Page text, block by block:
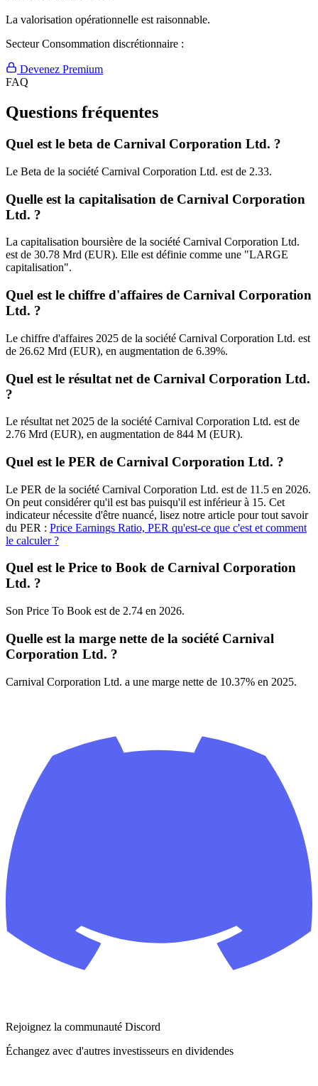
La valorisation opérationnelle est raisonnable.
Secteur Consommation discrétionnaire :
Devenez Premium
FAQ
Questions fréquentes
Quel est le beta de Carnival Corporation Ltd. ?
Le Beta de la société Carnival Corporation Ltd. est de 2.33.
Quelle est la capitalisation de Carnival Corporation
Ltd. ?
La capitalisation boursière de la société Carnival Corporation Ltd.
est de 30.78 Mrd (EUR). Elle est définie comme une "LARGE
capitalisation".
Quel est le chiffre d'affaires de Carnival Corporation
Ltd. ?
Le chiffre d'affaires 2025 de la société Carnival Corporation Ltd. est
de 26.62 Mrd (EUR), en augmentation de 6.39%.
Quel est le résultat net de Carnival Corporation Ltd.
?
Le résultat net 2025 de la société Carnival Corporation Ltd. est de
2.76 Mrd (EUR), en augmentation de 844 M (EUR).
Quel est le PER de Carnival Corporation Ltd. ?
Le PER de la société Carnival Corporation Ltd. est de 11.5 en 2026.
On peut considérer qu'il est bas puisqu'il est inférieur à 15. Cet
indicateur nécessite d'être nuancé, lisez notre article pour tout savoir
du PER : Price Earnings Ratio, PER qu'est-ce que c'est et comment
le calculer ?
Quel est le Price to Book de Carnival Corporation
Ltd. ?
Son Price To Book est de 2.74 en 2026.
Quelle est la marge nette de la société Carnival
Corporation Ltd. ?
Carnival Corporation Ltd. a une marge nette de 10.37% en 2025.
Rejoignez la communauté Discord
Échangez avec d'autres investisseurs en dividendes